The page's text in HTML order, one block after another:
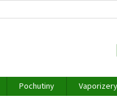
ÚDAJŮ
Pochutiny Vaporizery